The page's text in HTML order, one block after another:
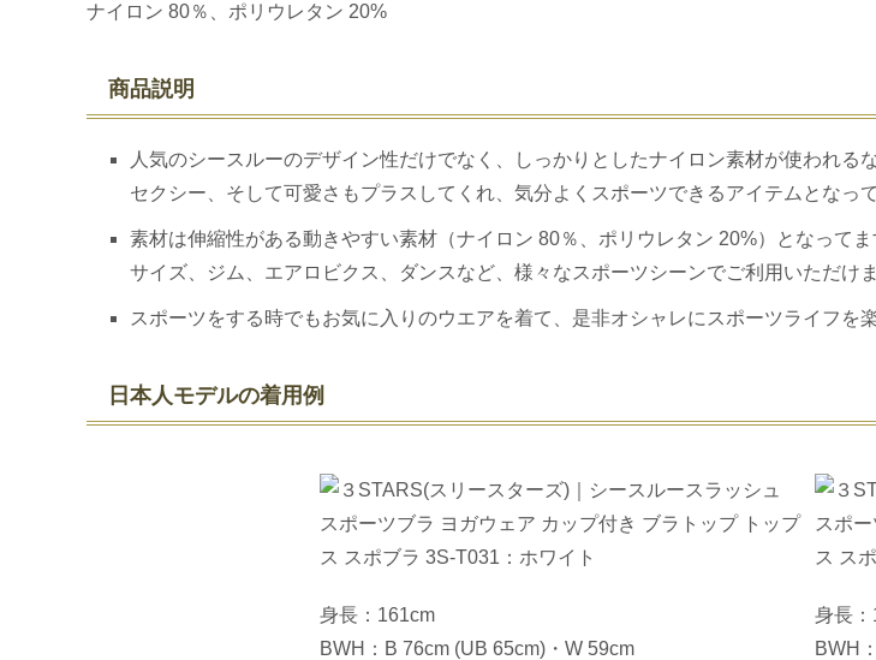
ナイロン 80％、ポリウレタン 20%
商品説明
人気のシースルーのデザイン性だけでなく、しっかりとしたナイロン素材が使われ
セクシー、そして可愛さもプラスしてくれ、気分よくスポーツできるアイテムとなって
素材は伸縮性がある動きやすい素材（ナイロン 80％、ポリウレタン 20%）となって
サイズ、ジム、エアロビクス、ダンスなど、様々なスポーツシーンでご利用いただけま
スポーツをする時でもお気に入りのウエアを着て、是非オシャレにスポーツライフを
日本人モデルの着用例
身長：161cm
BWH：B 76cm (UB 65cm)・W 59cm
身長
BWH